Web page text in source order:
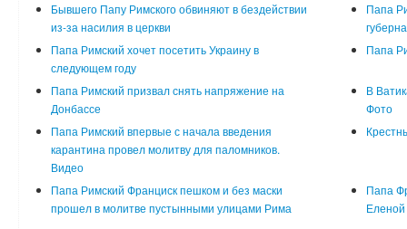
Бывшего Папу Римского обвиняют в бездействии
из-за насилия в церкви
Папа
Папа Римский хочет посетить Украину в
следующем году
Папа
Папа Римский призвал снять напряжение на
Донбассе
В
Фото
Папа Римский впервые с начала введения
карантина провел молитву для паломников.
Видео
Папа Римский Франциск пешком и без маски
прошел в молитве пустынными улицами Рима
Папа